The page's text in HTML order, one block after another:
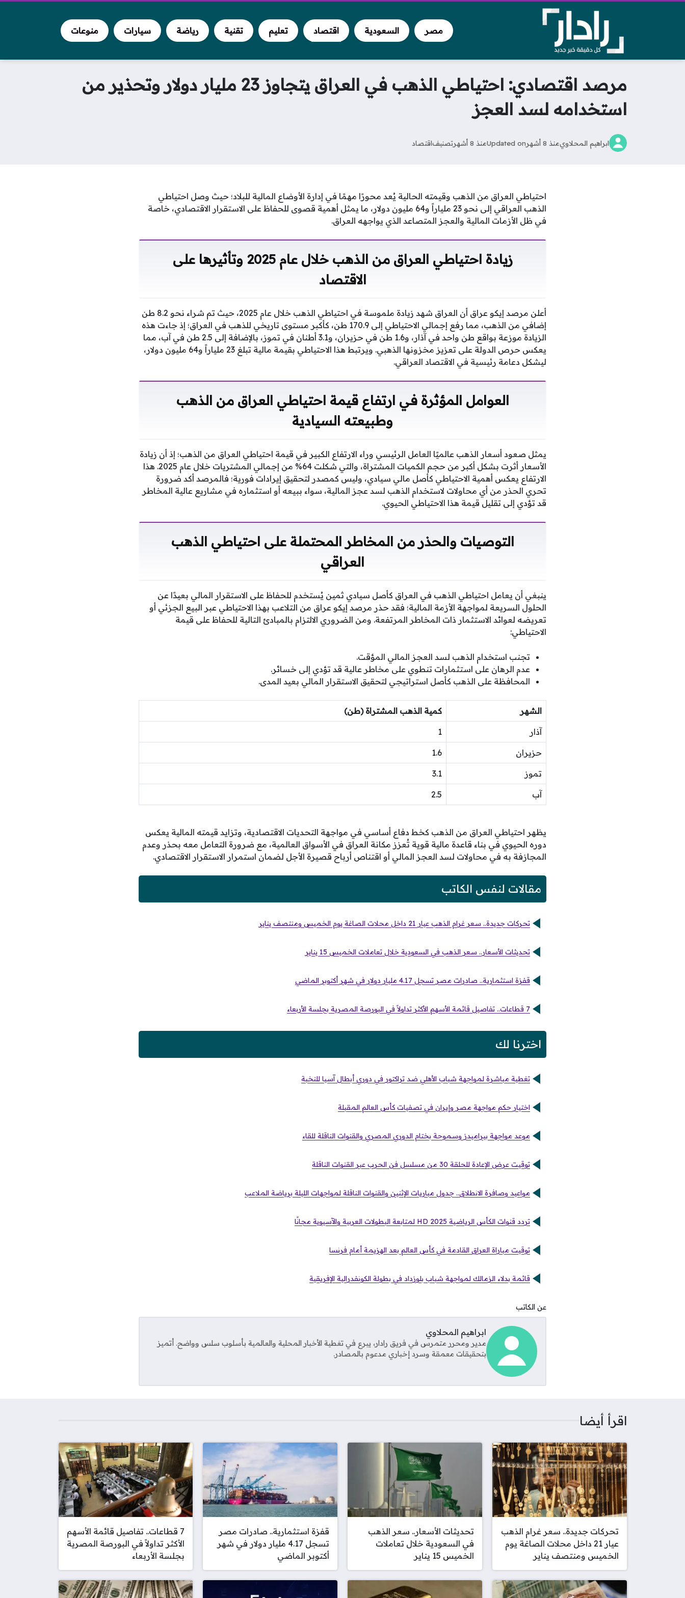
مصر السعودية اقتصاد تعليم تقنية رياضة سيارات منوعات
مرصد اقتصادي: احتياطي الذهب في العراق يتجاوز 23 مليار دولار وتحذير من
استخدامه لسد العجز
ابراهيم المحلاويمنذ 8 أشهر Updated onمنذ 8 أشهر تصنيفاقتصاد
احتياطي العراق من الذهب وقيمته الحالية يُعد محورًا مهمًا في إدارة الأوضاع المالية للبلاد؛ حيث وصل احتياطي
الذهب العراقي إلى نحو 23 ملياراً و64 مليون دولار، ما يمثل أهمية قصوى للحفاظ على الاستقرار الاقتصادي، خاصة
في ظل الأزمات المالية والعجز المتصاعد الذي يواجهه العراق.
زيادة احتياطي العراق من الذهب خلال عام 2025 وتأثيرها على
الاقتصاد
أعلن مرصد إيكو عراق أن العراق شهد زيادة ملموسة في احتياطي الذهب خلال عام 2025، حيث تم شراء نحو 8.2 طن
إضافي من الذهب، مما رفع إجمالي الاحتياطي إلى 170.9 طن، كأكبر مستوى تاريخي للذهب في العراق؛ إذ جاءت هذه
الزيادة موزعة بواقع طن واحد في آذار، و1.6 طن في حزيران، و3.1 أطنان في تموز، بالإضافة إلى 2.5 طن في آب، مما
يعكس حرص الدولة على تعزيز مخزونها الذهبي. ويرتبط هذا الاحتياطي بقيمة مالية تبلغ 23 ملياراً و64 مليون دولار،
ليشكل دعامة رئيسية في الاقتصاد العراقي.
العوامل المؤثرة في ارتفاع قيمة احتياطي العراق من الذهب
وطبيعته السيادية
يمثل صعود أسعار الذهب عالميًا العامل الرئيسي وراء الارتفاع الكبير في قيمة احتياطي العراق من الذهب؛ إذ أن زيادة
الأسعار أثرت بشكل أكبر من حجم الكميات المشتراة، والتي شكلت 64% من إجمالي المشتريات خلال عام 2025. هذا
الارتفاع يعكس أهمية الاحتياطي كأصل مالي سيادي، وليس كمصدر لتحقيق إيرادات فورية؛ فالمرصد أكد ضرورة
تحري الحذر من أي محاولات لاستخدام الذهب لسد عجز المالية، سواء ببيعه أو استثماره في مشاريع عالية المخاطر
قد تؤدي إلى تقليل قيمة هذا الاحتياطي الحيوي.
التوصيات والحذر من المخاطر المحتملة على احتياطي الذهب
العراقي
ينبغي أن يعامل احتياطي الذهب في العراق كأصل سيادي ثمين يُستخدم للحفاظ على الاستقرار المالي بعيدًا عن
الحلول السريعة لمواجهة الأزمة المالية؛ فقد حذر مرصد إيكو عراق من التلاعب بهذا الاحتياطي عبر البيع الجزئي أو
تعريضه لعوائد الاستثمار ذات المخاطر المرتفعة. ومن الضروري الالتزام بالمبادئ التالية للحفاظ على قيمة
الاحتياطي:
تجنب استخدام الذهب لسد العجز المالي المؤقت.
عدم الرهان على استثمارات تنطوي على مخاطر عالية قد تؤدي إلى خسائر.
المحافظة على الذهب كأصل استراتيجي لتحقيق الاستقرار المالي بعيد المدى.
الشهر كمية الذهب المشتراة (طن)
آذار 1
حزيران 1.6
تموز 3.1
آب 2.5
يظهر احتياطي العراق من الذهب كخط دفاع أساسي في مواجهة التحديات الاقتصادية، وتزايد قيمته المالية يعكس
دوره الحيوي في بناء قاعدة مالية قوية تُعزز مكانة العراق في الأسواق العالمية، مع ضرورة التعامل معه بحذر وعدم
المجازفة به في محاولات لسد العجز المالي أو اقتناص أرباح قصيرة الأجل لضمان استمرار الاستقرار الاقتصادي.
مقالات لنفس الكاتب
تحركات جديدة.. سعر غرام الذهب عيار 21 داخل محلات الصاغة يوم الخميس ومنتصف يناير
تحديثات الأسعار.. سعر الذهب في السعودية خلال تعاملات الخميس 15 يناير
قفزة استثمارية.. صادرات مصر تسجل 4.17 مليار دولار في شهر أكتوبر الماضي
7 قطاعات.. تفاصيل قائمة الأسهم الأكثر تداولاً في البورصة المصرية بجلسة الأربعاء
اخترنا لك
تغطية مباشرة لمواجهة شباب الأهلي ضد تراكتور في دوري أبطال آسيا للنخبة
اختيار حكم مواجهة مصر وإيران في تصفيات كأس العالم المقبلة
موعد مواجهة بيراميدز وسموحة بختام الدوري المصري والقنوات الناقلة للقاء
توقيت عرض الإعادة للحلقة 30 من مسلسل فن الحرب عبر القنوات الناقلة
مواعيد وصافرة الانطلاق.. جدول مباريات الإثنين والقنوات الناقلة لمواجهات الليلة برياضة الملاعب
تردد قنوات الكأس الرياضية 2025 HD لمتابعة البطولات العربية والآسيوية مجانًا
توقيت مباراة العراق القادمة في كأس العالم بعد الهزيمة أمام فرنسا
قائمة بدلاء الزمالك لمواجهة شباب بلوزداد في بطولة الكونفدرالية الإفريقية
عن الكاتب
ابراهيم المحلاوي
مدير ومحرر متمرس في فريق رادار، يبرع في تغطية الأخبار المحلية والعالمية بأسلوب سلس وواضح. أتميز
بتحقيقات معمقة وسرد إخباري مدعوم بالمصادر.
اقرأ أيضا
تحركات جديدة.. سعر غرام الذهب
عيار 21 داخل محلات الصاغة يوم
الخميس ومنتصف يناير
تحديثات الأسعار.. سعر الذهب
في السعودية خلال تعاملات
الخميس 15 يناير
قفزة استثمارية.. صادرات مصر
تسجل 4.17 مليار دولار في شهر
أكتوبر الماضي
7 قطاعات.. تفاصيل قائمة الأسهم
الأكثر تداولاً في البورصة المصرية
بجلسة الأربعاء